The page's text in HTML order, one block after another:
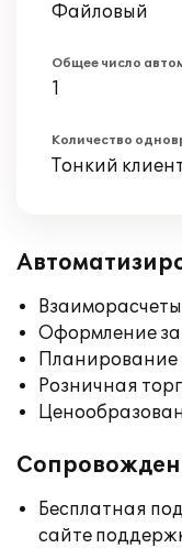
Файловый
Общее число
1
Количество
Тонкий
Оформление
Розничная
Бесплатная
сайте